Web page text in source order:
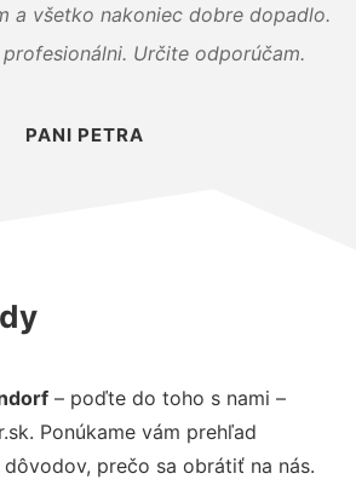
a všetko nakoniec dobre dopadlo.
Určite odporúčam.
PANI PETRA
– poďte do toho s nami –
Ponúkame vám prehľad
prečo sa obrátiť na nás.